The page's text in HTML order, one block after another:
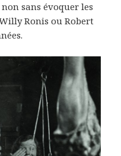
sans évoquer les
Ronis ou Robert